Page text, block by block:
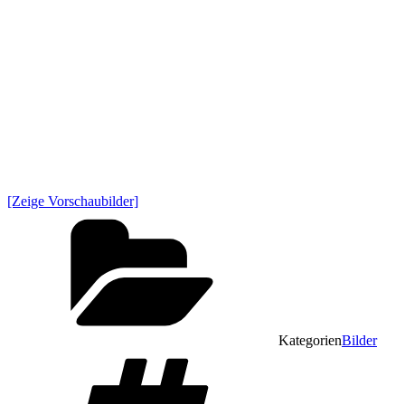
[Zeige Vorschaubilder]
KategorienBilder